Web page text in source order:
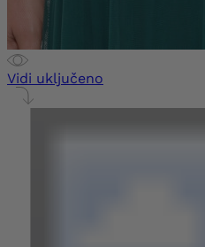
Vidi uključeno